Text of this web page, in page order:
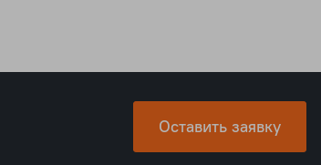
Оставить заявку